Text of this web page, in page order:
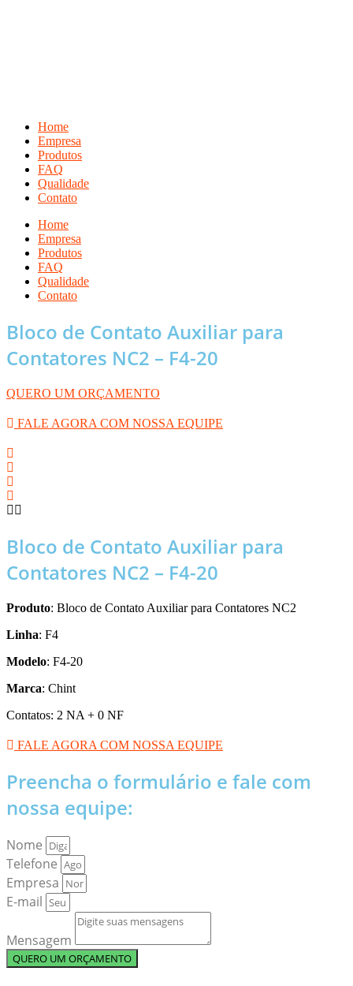
Home
Empresa
Produtos
FAQ
Qualidade
Contato
Home
Empresa
Produtos
FAQ
Qualidade
Contato
Bloco de Contato Auxiliar para
Contatores NC2 – F4-20
QUERO UM ORÇAMENTO
FALE AGORA COM NOSSA EQUIPE
Bloco de Contato Auxiliar para
Contatores NC2 – F4-20
Produto: Bloco de Contato Auxiliar para Contatores NC2
Linha: F4
Modelo: F4-20
Marca: Chint
Contatos: 2 NA + 0 NF
FALE AGORA COM NOSSA EQUIPE
Preencha o formulário e fale com
nossa equipe:
Nome
Telefone
Empresa
E-mail
Mensagem
QUERO UM ORÇAMENTO